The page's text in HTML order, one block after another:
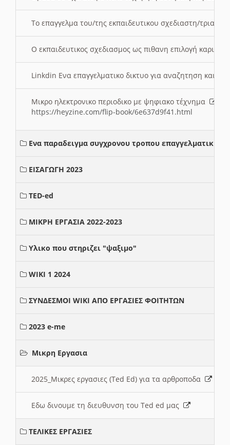
Το επαγγελμα του/της εκπαιδευτικου σχεδιαστη/τριας
Ο εκπαιδευτικος σχεδιασμος ως πιθανη επιλογή
Linkdin Ενα επαγγελματικο δικτυο για αναζητηση και
Μικρο ηλεκτρονικο περιοδικο με ψηφιακο τέχνημα
https://heyzine.com/flip-book/6e637d9f41.html
Ενα παραδειγμα συγχρονου τροπου επαγγελματικης
ΕΙΣΑΓΩΓΗ 2023
TED-ed
ΜΙΚΡΗ ΕΡΓΑΣΙΑ 2022-2023
Υλικο που στηριζει "ψαξιμο"
WIKI 1 2024
ΣΥΝΔΕΣΜΟΙ WIKI ΑΠΟ ΕΡΓΑΣΙΕΣ ΦΟΙΤΗΤΩΝ
2023 e-me
Μικρη Εργασια
2025_Μικρες εργασιες (Ted Ed) για τα αρθροποδα
Εδω δινουμε τη διευθυνση του Ted ed μας
ΤΕΛΙΚΕΣ ΕΡΓΑΣΙΕΣ